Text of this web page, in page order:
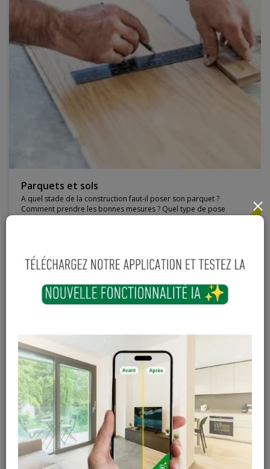
Parquets et sols
A quel stade de la construction faut-il poser son parquet ?
Comment prendre les bonnes mesures ? Quel type de pose
×